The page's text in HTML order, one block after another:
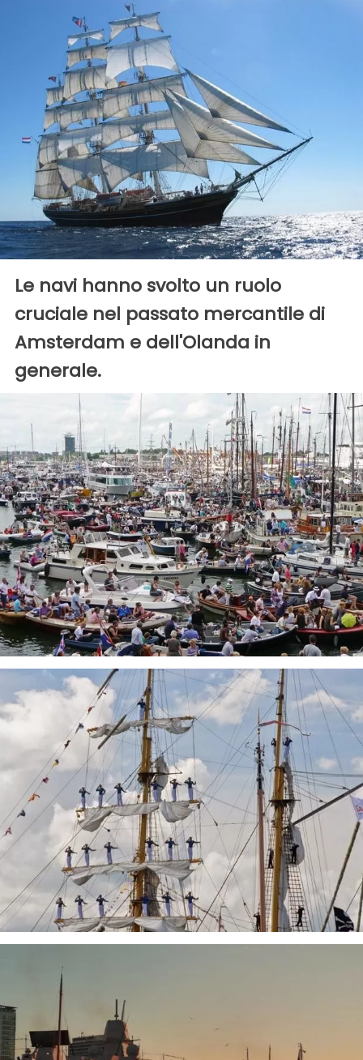
Le navi hanno svolto un ruolo
cruciale nel passato mercantile di
Amsterdam e dell'Olanda in
generale.